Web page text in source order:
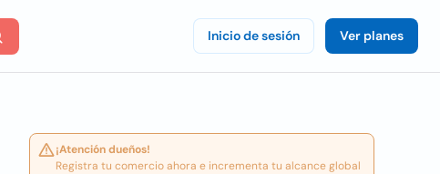
Inicio de sesión Ver planes
¡Atención dueños!
Registra tu comercio ahora e incrementa tu alcance global